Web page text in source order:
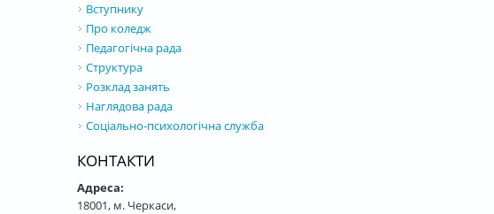
Вступнику
Про коледж
Педагогічна рада
Структура
Розклад занять
Наглядова рада
Соціально-психологічна служба
КОНТАКТИ
Адреса:
18001, м. Черкаси,